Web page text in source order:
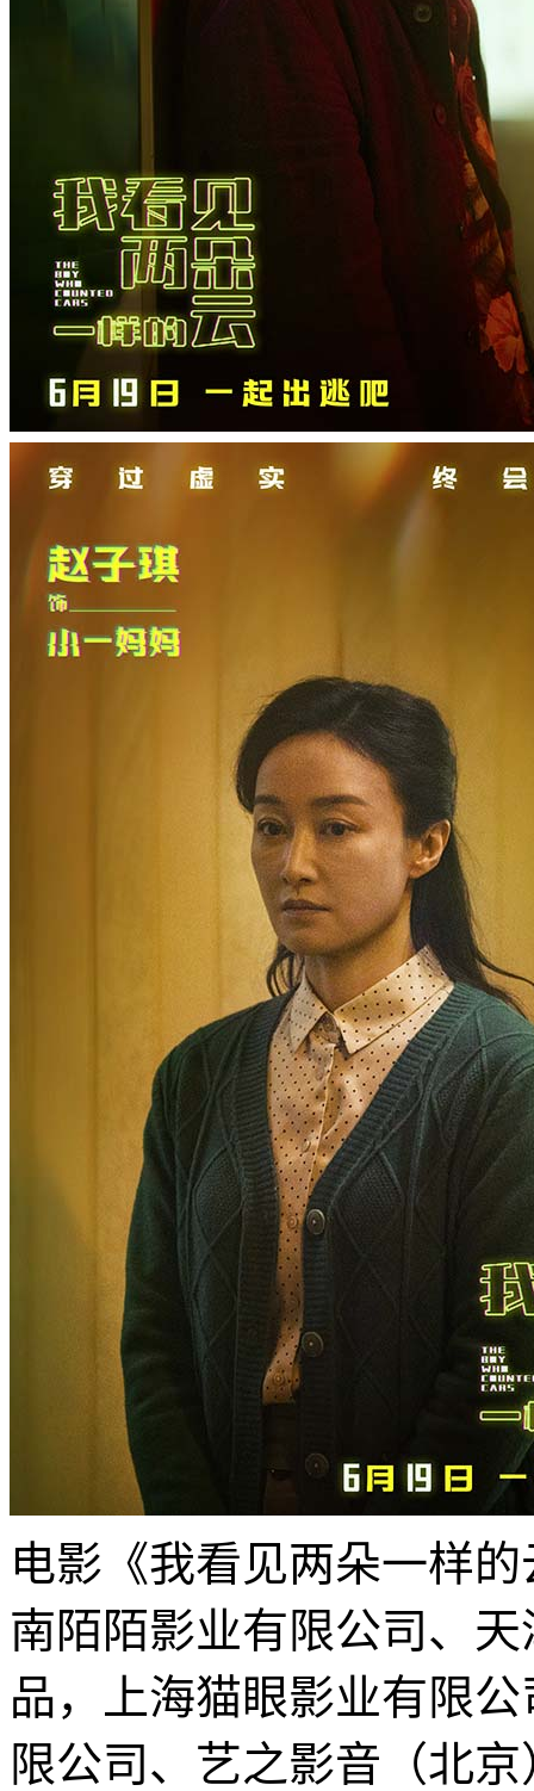
电影《我看见两朵一样
南陌陌影业有限公司、
品，上海猫眼影业有限
限公司、艺之影音（北